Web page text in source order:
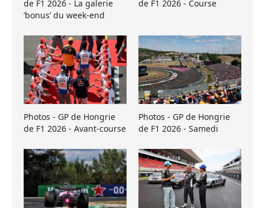
de F1 2026 - La galerie
’bonus’ du week-end
de F1 2026 - Course
Photos - GP de Hongrie
de F1 2026 - Avant-course
Photos - GP de Hongrie
de F1 2026 - Samedi